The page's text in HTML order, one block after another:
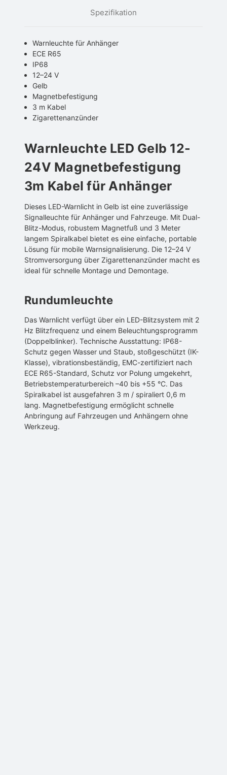
Spezifikation
Warnleuchte für Anhänger
ECE R65
IP68
12–24 V
Gelb
Magnetbefestigung
3 m Kabel
Zigarettenanzünder
Warnleuchte LED Gelb 12-
24V Magnetbefestigung
3m Kabel für Anhänger
Dieses LED-Warnlicht in Gelb ist eine zuverlässige
Signalleuchte für Anhänger und Fahrzeuge. Mit Dual-
Blitz-Modus, robustem Magnetfuß und 3 Meter
langem Spiralkabel bietet es eine einfache, portable
Lösung für mobile Warnsignalisierung. Die 12–24 V
Stromversorgung über Zigarettenanzünder macht es
ideal für schnelle Montage und Demontage.
Rundumleuchte
Das Warnlicht verfügt über ein LED-Blitzsystem mit 2
Hz Blitzfrequenz und einem Beleuchtungsprogramm
(Doppelblinker). Technische Ausstattung: IP68-
Schutz gegen Wasser und Staub, stoßgeschützt (IK-
Klasse), vibrationsbeständig, EMC-zertifiziert nach
ECE R65-Standard, Schutz vor Polung umgekehrt,
Betriebstemperaturbereich –40 bis +55 °C. Das
Spiralkabel ist ausgefahren 3 m / spiraliert 0,6 m
lang. Magnetbefestigung ermöglicht schnelle
Anbringung auf Fahrzeugen und Anhängern ohne
Werkzeug.